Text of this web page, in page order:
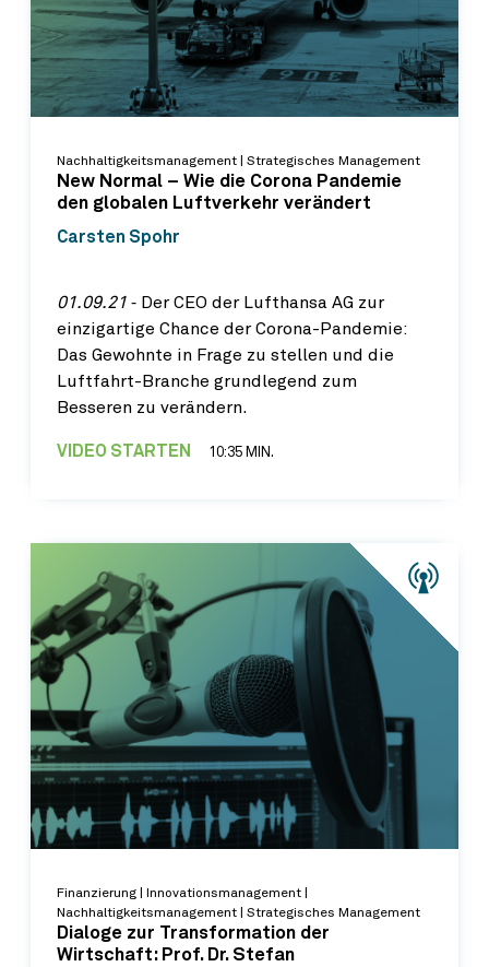
Nachhaltigkeitsmanagement | Strategisches Management
New Normal – Wie die Corona Pandemie
den globalen Luftverkehr verändert
Carsten Spohr
01.09.21 ‐ Der CEO der Lufthansa AG zur
einzigartige Chance der Corona-Pandemie:
Das Gewohnte in Frage zu stellen und die
Luftfahrt-Branche grundlegend zum
Besseren zu verändern.
VIDEO STARTEN 10:35 MIN.
Finanzierung | Innovationsmanagement |
Nachhaltigkeitsmanagement | Strategisches Management
Dialoge zur Transformation der
Wirtschaft: Prof. Dr. Stefan